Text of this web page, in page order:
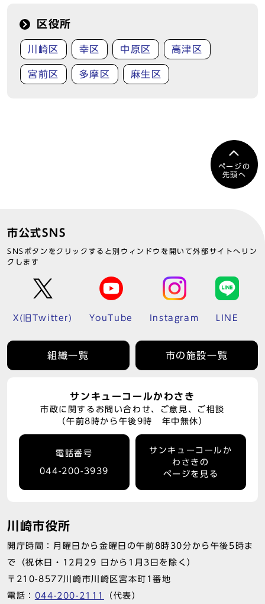
区役所
川崎区 幸区 中原区 高津区
宮前区 多摩区 麻生区
ページの
先頭へ
市公式SNS
SNSボタンをクリックすると別ウィンドウを開いて外部サイトへリン
クします
X(旧Twitter) YouTube Instagram LINE
組織一覧 市の施設一覧
サンキューコールかわさき
市政に関するお問い合わせ、ご意見、ご相談
（午前8時から午後9時 年中無休）
電話番号
044-200-3939
サンキューコールか
わさきの
ページを見る
川崎市役所
開庁時間：月曜日から金曜日の午前8時30分から午後5時ま
で（祝休日・12月29 日から1月3日を除く）
〒210-8577川崎市川崎区宮本町1番地
電話： 044-200-2111 （代表）